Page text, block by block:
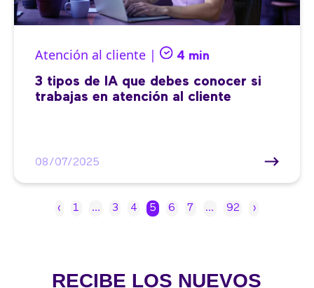
Atención al cliente | 4 min
3 tipos de IA que debes conocer si
trabajas en atención al cliente
08/07/2025
‹ 1 … 3 4 5 6 7 … 92 ›